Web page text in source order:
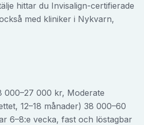
hittar du Invisalign-certifierade
med kliniker i Nykvarn,
000–27 000 kr, Moderate
12–18 månader) 38 000–60
6–8:e vecka, fast och löstagbar